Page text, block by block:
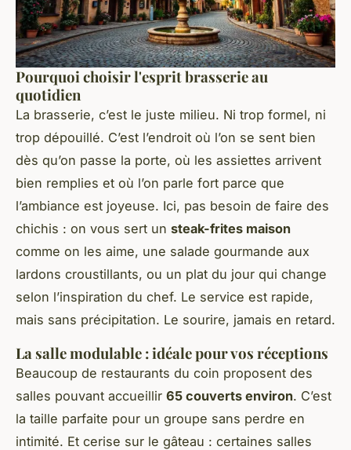
Pourquoi choisir l'esprit brasserie au
quotidien
La brasserie, c’est le juste milieu. Ni trop formel, ni
trop dépouillé. C’est l’endroit où l’on se sent bien
dès qu’on passe la porte, où les assiettes arrivent
bien remplies et où l’on parle fort parce que
l’ambiance est joyeuse. Ici, pas besoin de faire des
chichis : on vous sert un steak-frites maison
comme on les aime, une salade gourmande aux
lardons croustillants, ou un plat du jour qui change
selon l’inspiration du chef. Le service est rapide,
mais sans précipitation. Le sourire, jamais en retard.
La salle modulable : idéale pour vos réceptions
Beaucoup de restaurants du coin proposent des
salles pouvant accueillir 65 couverts environ. C’est
la taille parfaite pour un groupe sans perdre en
intimité. Et cerise sur le gâteau : certaines salles